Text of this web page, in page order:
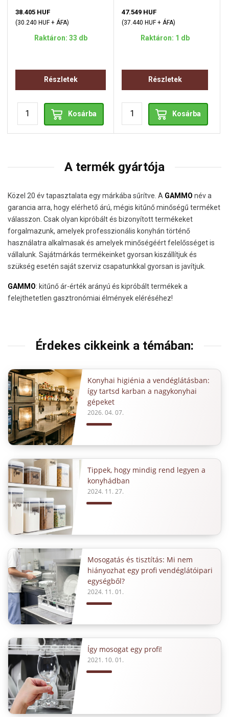
38.405 HUF
(30.240 HUF + ÁFA)
Raktáron: 33 db
Részletek
Kosárba
47.549 HUF
(37.440 HUF + ÁFA)
Raktáron: 1 db
Részletek
Kosárba
A termék gyártója
Közel 20 év tapasztalata egy márkába sűrítve. A GAMMO név a
garancia arra, hogy elérhető árú, mégis kitűnő minőségű terméket
válasszon. Csak olyan kipróbált és bizonyított termékeket
forgalmazunk, amelyek professzionális konyhán történő
használatra alkalmasak és amelyek minőségéért felelősséget is
vállalunk. Sajátmárkás termékeinket gyorsan kiszállítjuk és
szükség esetén saját szerviz csapatunkkal gyorsan is javítjuk.
GAMMO: kitűnő ár-érték arányú és kipróbált termékek a
felejthetetlen gasztronómiai élmények eléréséhez!
Érdekes cikkeink a témában:
Konyhai higiénia a vendéglátásban:
így tartsd karban a nagykonyhai
gépeket
2026. 04. 07.
Tippek, hogy mindig rend legyen a
konyhádban
2024. 11. 27.
Mosogatás és tisztítás: Mi nem
hiányozhat egy profi vendéglátóipari
egységből?
2024. 11. 01.
Így mosogat egy profi!
2021. 10. 01.